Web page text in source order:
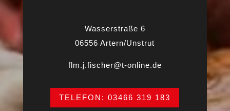
Wasserstraße 6
06556 Artern/Unstrut
flm.j.fischer@t-online.de
TELEFON: 03466 319 183